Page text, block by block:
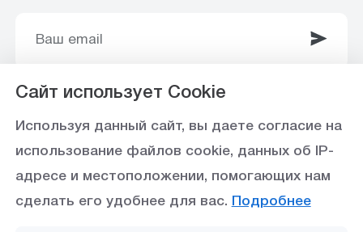
Ставропольское отделение №5230 ПАО Сбербанк,
БИК 040702615
Сайт использует Cookie
Используя данный сайт, вы даете согласие на
использование файлов cookie, данных об IP-
адресе и местоположении, помогающих нам
сделать его удобнее для вас. Подробнее